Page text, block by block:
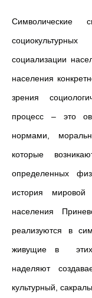
Символические
социализации
населения
зрения
процесс – это
нормами,
которые
определенных
история мировой
населения
реализуются в
живущие в этих
наделяют
культурный,